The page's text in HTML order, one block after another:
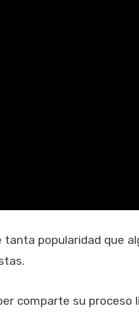
tanta popularidad que
comparte su